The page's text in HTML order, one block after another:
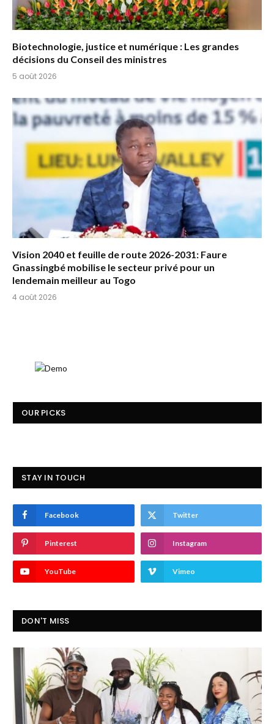
Biotechnologie, justice et numérique : Les grandes
décisions du Conseil des ministres
5 août 2026
Vision 2040 et feuille de route 2026-2031: Faure
Gnassingbé mobilise le secteur privé pour un
lendemain meilleur au Togo
4 août 2026
OUR PICKS
STAY IN TOUCH
Facebook Twitter
Pinterest Instagram
YouTube Vimeo
DON'T MISS